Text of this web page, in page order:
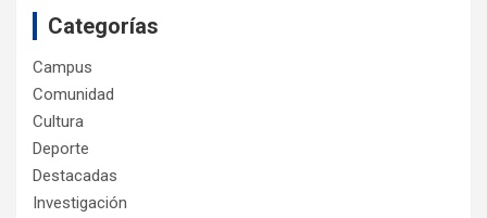
Categorías
Campus
Comunidad
Cultura
Deporte
Destacadas
Investigación